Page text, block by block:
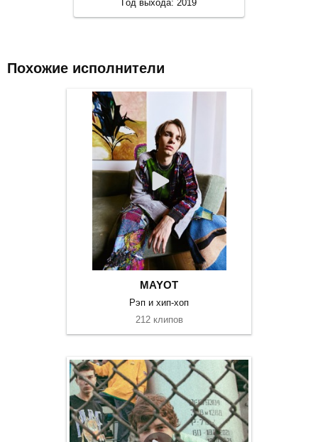
Год выхода: 2019
Похожие исполнители
MAYOT
Рэп и хип-хоп
212 клипов